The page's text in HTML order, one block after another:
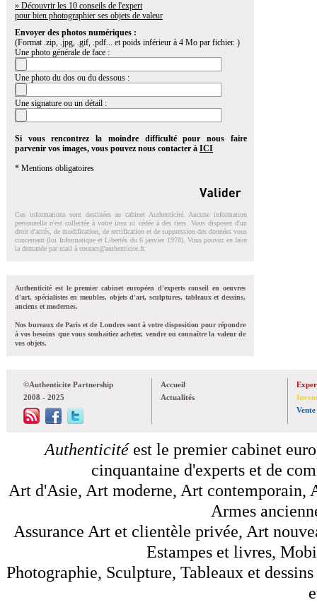
» Découvrir les 10 conseils de l'expert
pour bien photographier ses objets de valeur
Envoyer des photos numériques :
(Format .zip, .jpg, .gif, .pdf... et poids inférieur à 4 Mo par fichier. )
Une photo générale de face :
Une photo du dos ou du dessous :
Une signature ou un détail :
Si vous rencontrez la moindre difficulté pour nous faire
parvenir vos images, vous pouvez nous contacter à ICI
* Mentions obligatoires
Ces informations sont destinées au cabinet Authenticité. Aucune information
personnelle n'est collectée à votre insu ni cédée à des tiers. Vous disposez d'un
droit d'accés, de modification, de rectification et de suppression des données vous
concernant (loi Informatique et Libertés du 6 janvier 1978). Vous pouvez en faire
la demande par mail à contact@authenticite.fr.
Authenticité est le premier cabinet européen d'experts conseil en oeuvres
d'art, spécialistes en meubles, objets d'art, sculptures, tableaux et dessins,
anciens et modernes.
Nos bureaux de Paris et de Londres sont à votre disposition pour répondre
à vos besoins que vous souhaitiez acheter, vendre ou connaître la valeur de
vos objets.
©Authenticite Partnership
2008 - 2025
Accueil
Actualités
Vente
Authenticitéest le premier cabinet
cinquantaine d'experts et de
Art d'Asie, Art moderne, Art contemporain,
Armes
Assurance Art et clientèle privée, Art
Estampes et livres,
Photographie, Sculpture, Tableaux et